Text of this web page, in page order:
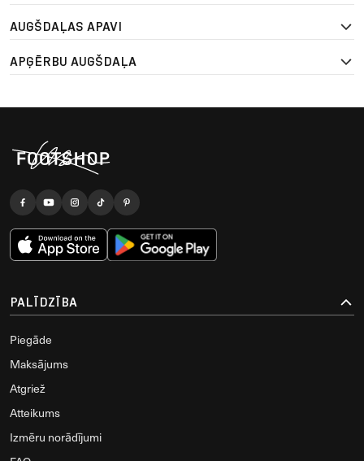
AUGŠDAĻAS APAVI
APĢĒRBU AUGŠDAĻA
PALĪDZĪBA
Piegāde
Maksājums
Atgriež
Atteikums
Izmēru norādījumi